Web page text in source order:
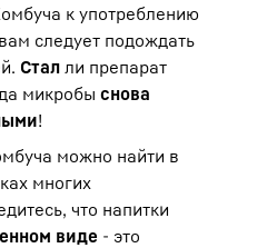
к употреблению
следует подождать
Стал ли препарат
микробы снова
!
можно найти в
многих
что напитки
виде - это